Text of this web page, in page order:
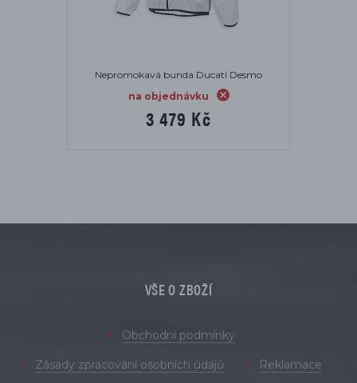
Nepromokavá bunda Ducati Desmo
na objednávku
3 479 Kč
VŠE O ZBOŽÍ
Obchodní podmínky
Zásady zpracování osobních údajů Reklamace